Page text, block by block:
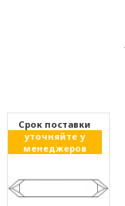
Cрок поставки
уточняйте у
менеджеров